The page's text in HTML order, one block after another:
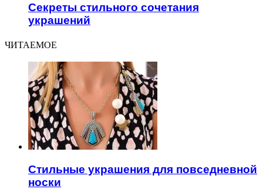
Секреты стильного сочетания
украшений
ЧИТАЕМОЕ
Стильные украшения для повседневной
носки